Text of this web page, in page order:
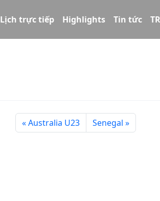
Lịch trực tiếp Highlights Tin tức
Australia U23 Senegal